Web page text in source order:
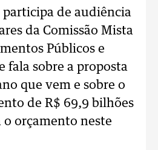
participa de audiência
da Comissão Mista
Públicos e
fala sobre a proposta
que vem e sobre o
de R$ 69,9 bilhões
orçamento neste